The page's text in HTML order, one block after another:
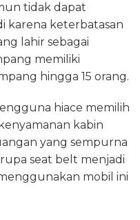
tidak dapat
karena keterbatasan
lahir sebagai
memiliki
hingga 15 orang.
hiace memilih
kabin
yang sempurna
seat belt menjadi
mobil ini